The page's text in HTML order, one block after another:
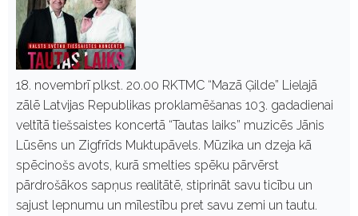
18. novembrī plkst. 20.00 RKTMC “Mazā Ģilde” Lielajā
zālē Latvijas Republikas proklamēšanas 103. gadadienai
veltītā tiešsaistes koncertā “Tautas laiks” muzicēs Jānis
Lūsēns un Zigfrīds Muktupāvels. Mūzika un dzeja kā
spēcinošs avots, kurā smelties spēku pārvērst
pārdrošākos sapņus realitātē, stiprināt savu ticību un
sajust lepnumu un mīlestību pret savu zemi un tautu.